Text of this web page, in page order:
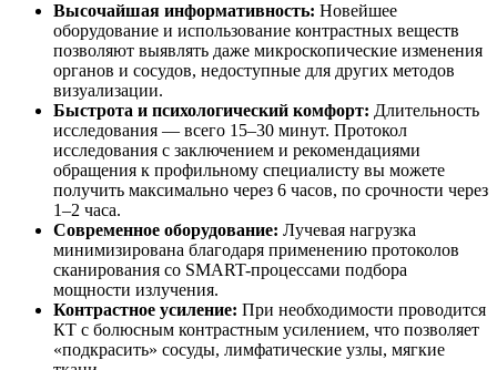
Высочайшая информативность: Новейшее
оборудование и использование контрастных веществ
позволяют выявлять даже микроскопические изменения
органов и сосудов, недоступные для других методов
визуализации.
Быстрота и психологический комфорт: Длительность
исследования — всего 15–30 минут. Протокол
исследования с заключением и рекомендациями
обращения к профильному специалисту вы можете
получить максимально через 6 часов, по срочности через
1–2 часа.
Современное оборудование: Лучевая нагрузка
минимизирована благодаря применению протоколов
сканирования со SMART-процессами подбора
мощности излучения.
Контрастное усиление: При необходимости проводится
КТ с болюсным контрастным усилением, что позволяет
«подкрасить» сосуды, лимфатические узлы, мягкие